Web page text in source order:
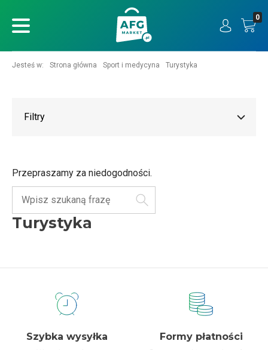
0
Jesteś w: Strona główna Sport i medycyna Turystyka
Filtry
Przepraszamy za niedogodności.
Turystyka
Dlaczego my?
Szybka wysyłka Formy płatności